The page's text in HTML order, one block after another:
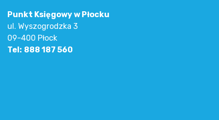
Punkt Księgowy w Płocku
ul. Wyszogrodzka 3
09-400 Płock
Tel: 888 187 560